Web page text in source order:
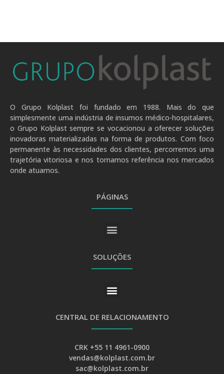
O Grupo Kolplast foi fundado em 1988. Mais do que
simplesmente uma indústria de insumos médico-hospitalares,
o Grupo Kolplast sempre se vocacionou a oferecer soluções
inovadoras materializadas na forma de produtos. Com foco
permanente às necessidades dos clientes, percorremos uma
trajetória vitoriosa e nos tornamos referência nos mercados
onde atuamos.
PÁGINAS
SOLUÇÕES
CENTRAL DE RELACIONAMENTO
CRK +55 11 4961-0900
vendas@kolplast.com.br
sac@kolplast.com.br